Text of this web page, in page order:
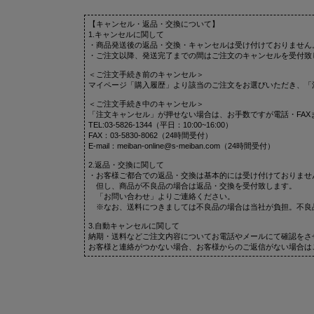
【キャンセル・返品・交換について】
1.キャンセルに関して
・商品発送後の返品・交換・キャンセルは受け付けておりません
・ご注文以降、発送完了までの間はご注文のキャンセルを受付致
＜ご注文手続き前のキャンセル＞
マイページ「購入履歴」より該当のご注文をお選びいただき、
＜ご注文手続き中のキャンセル＞
「注文キャンセル」が押せない場合は、お手数ですが電話・
TEL:03-5826-1344（平日：10:00~16:00）
FAX：03-5830-8062（24時間受付）
E-mail：meiban-online@s-meiban.com（24時間受付）
2.返品・交換に関して
・お客様ご都合での返品・交換は基本的には受け付けておりませ
但し、商品が不良品の場合は返品・交換を受付致します。
「お問い合わせ」よりご連絡ください。
※なお、送料につきましては不良品の場合は当社が負担。不良
3.自動キャンセルに関して
納期・送料などご注文内容についてお電話やメールにて確認を
お客様と連絡がつかない場合、お客様からのご返信がない場合